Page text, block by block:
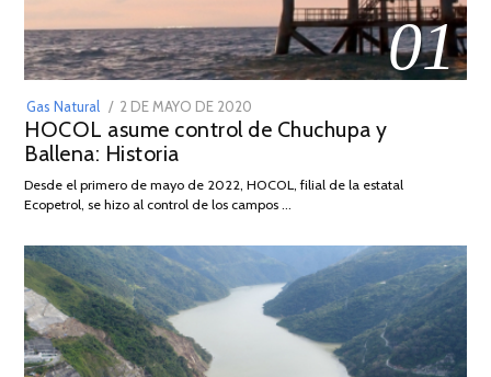
01
Gas Natural
POSTED
ON
2 DE MAYO DE 2020
DE
2026
HOCOL asume control de Chuchupa y
Ballena: Historia
Desde el primero de mayo de 2022, HOCOL, filial de la estatal
Ecopetrol, se hizo al control de los campos …